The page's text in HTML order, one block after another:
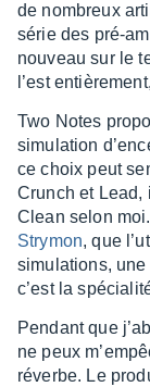
de nombreux
série des pré-
nouveau sur le
l’est
Two Notes
simu­la­tion
ce choix peut
Crunch et Lead,
Clean selon
Stry­mon, que
simu­la­tions, une
c’est la
Pendant que
ne peux
réverbe. Le